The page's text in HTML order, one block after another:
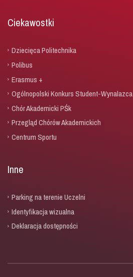
Ciekawostki
Dziecięca Politechnika
Polibus
Erasmus +
Ogólnopolski Konkurs Student-Wynalazca
Chór Akademicki PŚk
Przegląd Chórów Akademickich
Centrum Sportu
Inne
Parking na terenie Uczelni
Identyfikacja wizualna
Deklaracja dostępności